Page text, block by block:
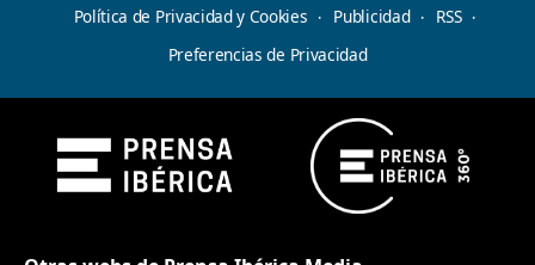
Política de Privacidad y Cookies
Publicidad
RSS
Preferencias de Privacidad